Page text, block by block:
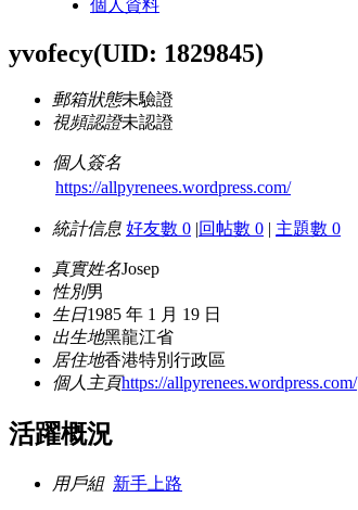
個人資料
yvofecy(UID: 1829845)
郵箱狀態未驗證
視頻認證未認證
個人簽名
https://allpyrenees.wordpress.com/
統計信息 好友數 0 |回帖數 0 | 主題數 0
真實姓名Josep
性別男
生日1985 年 1 月 19 日
出生地黑龍江省
居住地香港特別行政區
個人主頁https://allpyrenees.wordpress.com/
活躍概況
用戶組 新手上路